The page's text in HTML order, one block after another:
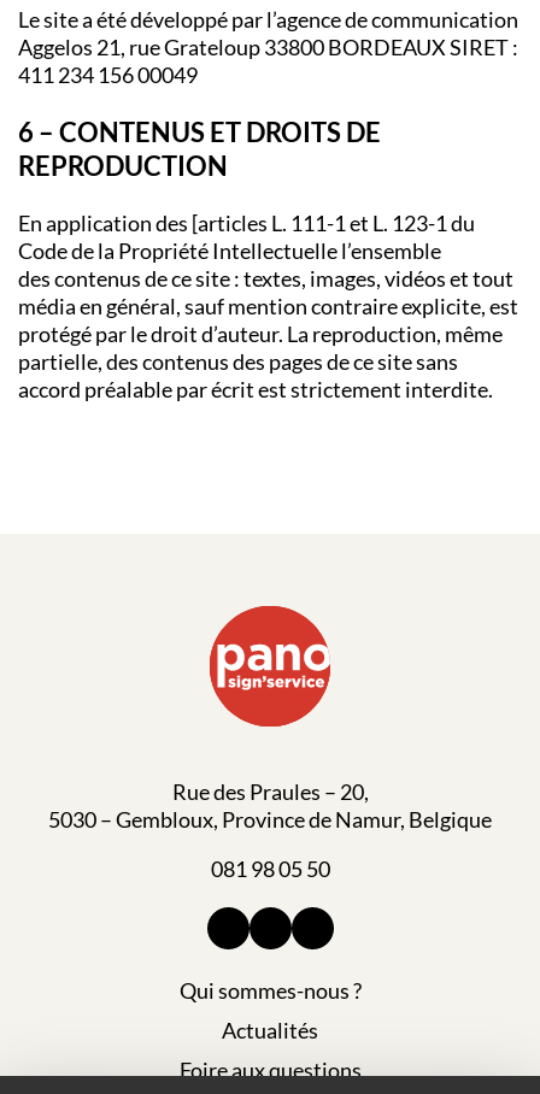
Le site a été développé par l’agence de communication
Aggelos 21, rue Grateloup 33800 BORDEAUX SIRET :
411 234 156 00049
6 – CONTENUS ET DROITS DE
REPRODUCTION
En application des [articles L. 111-1 et L. 123-1 du
Code de la Propriété Intellectuelle l’ensemble
des contenus de ce site : textes, images, vidéos et tout
média en général, sauf mention contraire explicite, est
protégé par le droit d’auteur. La reproduction, même
partielle, des contenus des pages de ce site sans
accord préalable par écrit est strictement interdite.
Rue des Praules – 20,
5030 – Gembloux, Province de Namur, Belgique
081 98 05 50
Qui sommes-nous ?
Actualités
Foire aux questions